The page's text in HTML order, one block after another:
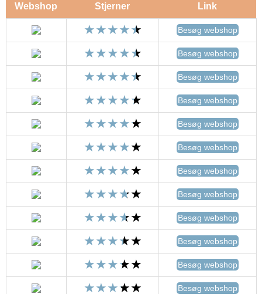
Webshop Stjerner Link
Besøg webshop
Besøg webshop
Besøg webshop
Besøg webshop
Besøg webshop
Besøg webshop
Besøg webshop
Besøg webshop
Besøg webshop
Besøg webshop
Besøg webshop
Besøg webshop